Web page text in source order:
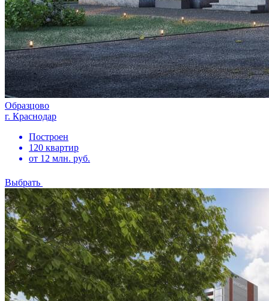
Образцово
г. Краснодар
Построен
120 квартир
от 12 млн. руб.
Выбрать